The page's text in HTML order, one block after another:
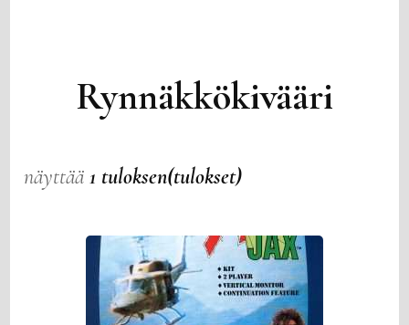
Rynnäkkökivääri
näyttää1 tuloksen(tulokset)